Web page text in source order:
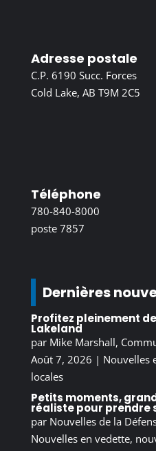
Adresse postale
C.P. 6190 Succ. Forces
Cold Lake, AB T9M 2C5
Téléphone
780-840-8000
poste 7857
Dernières
Profitez pleinement
Lakeland
par Mike Marshall,
Août 7, 2026 | Nouvelles
locales
Petits moments,
réaliste pour prendre
par Nouvelles de la
Nouvelles en vedette,